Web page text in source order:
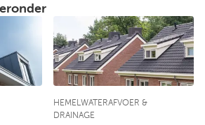
HEMELWATERAFVOER &
DRAINAGE